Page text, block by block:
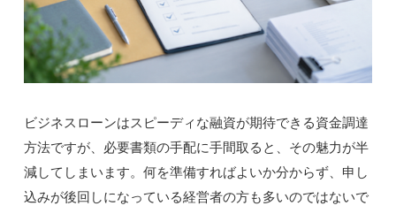
ビジネスローンはスピーディな融資が期待できる資金調達
方法ですが、必要書類の手配に手間取ると、その魅力が半
減してしまいます。何を準備すればよいか分からず、申し
込みが後回しになっている経営者の方も多いのではないで